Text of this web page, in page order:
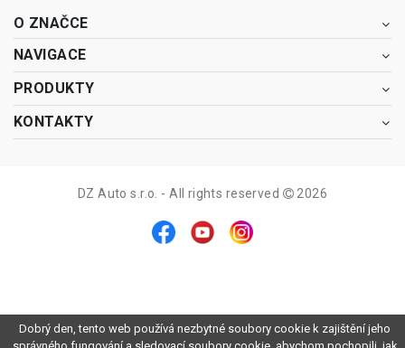
O ZNAČCE
NAVIGACE
PRODUKTY
KONTAKTY
DZ Auto s.r.o. - All rights reserved 2026
Dobrý den, tento web používá nezbytné soubory cookie k zajištění jeho